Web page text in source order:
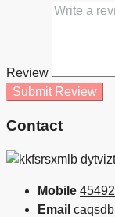
Review
Submit Review
Contact
Mobile
Email